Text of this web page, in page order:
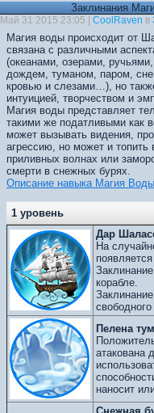
Заклинания
Май 31 2015 23:05 | CoolRaven в
Магия воды происходит от
связана с различными
(океанами, озерами,
дождем, туманом, паром,
кровью и слезами…), но
интуицией, творчеством и
Магия воды представляет
такими же податливыми как
может вызывать видения,
агрессию, но может и топить
приливных волнах или
смерти в снежных бурях.
Описание навыка Магия Воды
1 уровень
Дар
На
корабле.
свободного
Пелена
атакована
наносит